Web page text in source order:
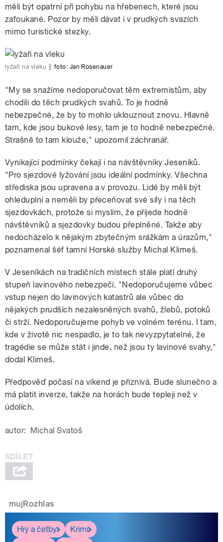
měli být opatrní při pohybu na hřebenech, které jsou
zafoukané. Pozor by měli dávat i v prudkých svazích
mimo turistické stezky.
lyžaři na vleku foto: Jan Rosenauer
"My se snažíme nedoporučovat těm extremistům, aby
chodili do těch prudkých svahů. To je hodně
nebezpečné, že by to mohlo uklouznout znovu. Hlavně
tam, kde jsou bukové lesy, tam je to hodně nebezpečné.
Strašně to tam klouže," upozornil záchranář.
Vynikající podmínky čekají i na návštěvníky Jeseníků.
"Pro sjezdové lyžování jsou ideální podmínky. Všechna
střediska jsou upravena a v provozu. Lidé by měli být
ohleduplní a neměli by přeceňovat své síly i na těch
sjezdovkách, protože si myslím, že přijede hodně
návštěvníků a sjezdovky budou přeplněné. Takže aby
nedocházelo k nějakým zbytečným srážkám a úrazům,"
poznamenal šéf tamní Horské služby Michal Klimeš.
V Jeseníkách na tradičních místech stále platí druhý
stupeň lavinového nebezpečí. "Nedoporučujeme vůbec
vstup nejen do lavinových katastrů ale vůbec do
nějakých prudších nezalesněných svahů, žlebů, potoků
či strží. Nedoporučujeme pohyb ve volném terénu. I tam,
kde v životě nic nespadlo, je to tak nevyzpytatelné, že
tragédie se může stát i jinde, než jsou ty lavinové svahy,"
dodal Klimeš.
Předpověď počasí na víkend je příznivá. Bude slunečno a
má platit inverze, takže na horách bude tepleji než v
údolích.
autor: Michal Svatoš
mujRozhlas
Hry a četby
Krimi